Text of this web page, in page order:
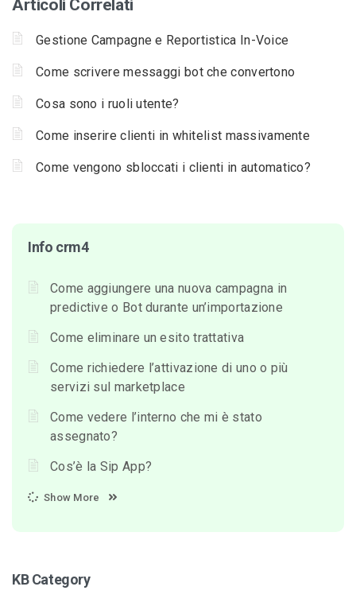
Articoli Correlati
Gestione Campagne e Reportistica In-Voice
Come scrivere messaggi bot che convertono
Cosa sono i ruoli utente?
Come inserire clienti in whitelist massivamente
Come vengono sbloccati i clienti in automatico?
Info crm4
Come aggiungere una nuova campagna in
predictive o Bot durante un’importazione
Come eliminare un esito trattativa
Come richiedere l’attivazione di uno o più
servizi sul marketplace
Come vedere l’interno che mi è stato
assegnato?
Cos’è la Sip App?
Show More
KB Category